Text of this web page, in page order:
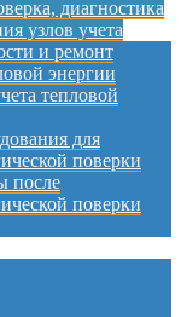
диагностика
узлов учета
и ремонт
энергии
тепловой
для
поверки
после
поверки